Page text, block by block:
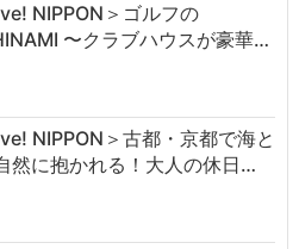
NIPPON＞ゴルフの
〜クラブハウスが豪華…
NIPPON＞古都・京都で海と
然に抱かれる！大人の休日…